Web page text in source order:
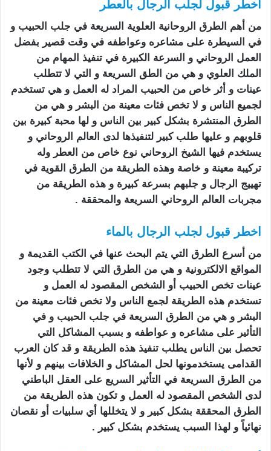
اخطر قبول لجلب الرجال بالعطر
من أهم الطرق الروحانية العلوية السريعة في جلب الحبيب و
في السيطرة على مشاعره وعواطفه في وقت قصير بفضل
العمل الروحاني و السرعة الكبيرة في تنفيذ المهام من
الملك العلوي و هي من الطق السريعة و التي لا تتطلب
عينات و أثر خاص من الحبيب المراد له العمل و هي تستخدم
لجميع الناس و لا تخص فئات معينة من البشر و هي من
الطرق المنتشرة بشكل كبير بين الناس و لها محبة كبيرة بين
قلوبهم و عليها طلب كبير لتنفيذها لدى العالم الروحاني و
يستخدم فيها الشيخ الروحاني نوع خاص من العطر وله
تركيبة معينة و خاصة وهذه الطريقة من الطرق القوية في
تهييج الرجال و جلبهم بسرعة كبيرة و هذه الطريقة من
مجربات العالم الروحاني السريعة والمحققة .
اخطر قبول لجلب الرجال بالماء
من أسرع الطرق التي يتم البحث عنها في الكتب القديمة و
المواقع الالكترونية و هي من الطرق التي لا تتطلب وجود
عينات تخص الحبيب أو الشخص المقصود له العمل و
تستخدم هذه الطريقة لجمع الناس ولا تخص فئات معينة من
البشر و هي من الطرق السريعة في جلب الحبيب و في
التأثير على مشاعره و عواطفه و بسبب المشاكل التي
تحصل بين الناس يطلب تنفيذ هذه الطريقة و قد كان العرب
القدامى يستخدمونها لحل المشاكل و الخلافات بينهم و لأنها
من الطرق السريعة في التأثير السريع على العقل الباطني
لدى الشخص المقصود له العمل و تكون هذه الطريقة من
الطرق المحققة بشكل كبير و لا يتخللها أي سلبيات أو نقصان
نهائياً و لهذا السبب يستخدم بشكل كبير .